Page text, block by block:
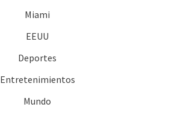
Miami
EEUU
Deportes
Entretenimientos
Mundo